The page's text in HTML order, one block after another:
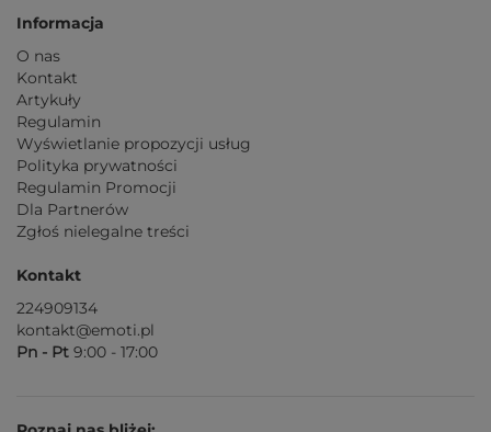
Informacja
O nas
Kontakt
Artykuły
Regulamin
Wyświetlanie propozycji usług
Polityka prywatności
Regulamin Promocji
Dla Partnerów
Zgłoś nielegalne treści
Kontakt
224909134
kontakt@emoti.pl
Pn - Pt 9:00 - 17:00